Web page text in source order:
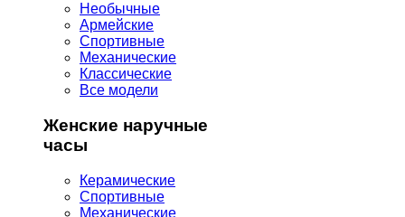
Необычные
Армейские
Спортивные
Механические
Классические
Все модели
Женские наручные
часы
Керамические
Спортивные
Механические